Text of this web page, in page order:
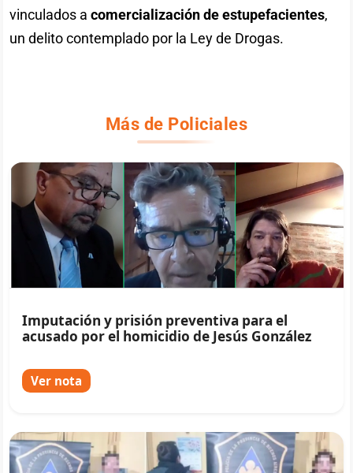
vinculados acomercialización de estupefacientes,
un delito contemplado por la Ley de Drogas.
Más de Policiales
Imputación y prisión preventiva para el
acusado por el homicidio de Jesús González
Ver nota